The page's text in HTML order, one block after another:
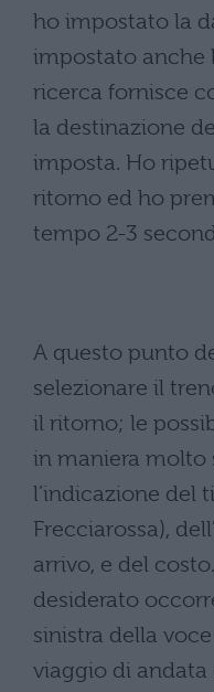
ho impostato la
impostato anche
ricerca fornisce
la destinazione
imposta. Ho
ritorno ed ho
tempo 2-3
A questo punto
selezionare il
il ritorno; le
in maniera molto
l’indicazione del
Frecciarossa),
arrivo, e del
desiderato
sinistra della
viaggio di